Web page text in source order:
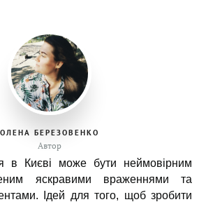
ОЛЕНА БЕРЕЗОВЕНКО
Автор
в Києві може бути неймовірним
яскравими враженнями та
Ідей для того, щоб зробити